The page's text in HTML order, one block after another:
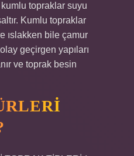
topraklar suyu
Kumlu topraklar
ıslakken bile çamur
geçirgen yapıları
ve toprak besin